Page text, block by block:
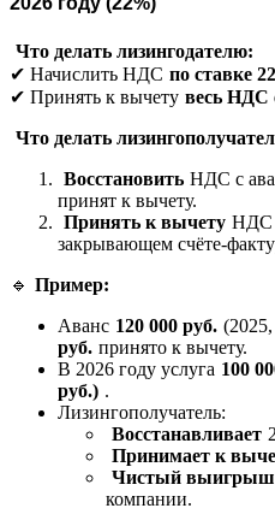
Что делать лизингодателю:
✔ Начислить НДС по ставке
✔ Принять к вычету весь НДС
Что делать
Восстановить НДС с
принят к вычету.
Принять к вычету НДС
закрывающем счёте-
🔹 Пример:
Аванс 120 000 руб.
руб. принято к вычету.
В 2026 году услуга 100
руб.) .
Лизингополучатель:
Восстанавливает
Принимает к
Чистый выигрыш
компании.